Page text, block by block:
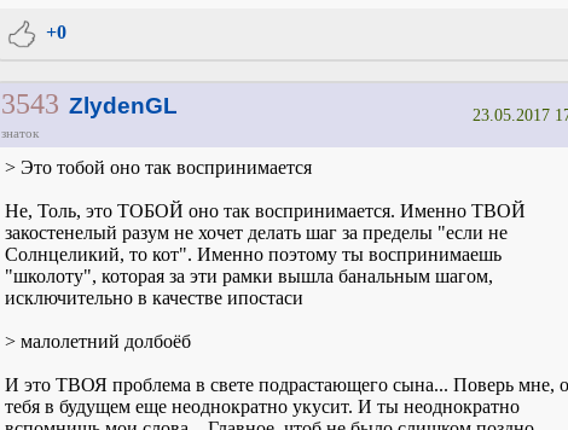
+0
3543 ZlydenGL
знаток
23.05.2017
> Это тобой оно так воспринимается
Не, Толь, это ТОБОЙ оно так воспринимается. Именно ТВОЙ
закостенелый разум не хочет делать шаг за пределы "если не
Солнцеликий, то кот". Именно поэтому ты воспринимаешь
"школоту", которая за эти рамки вышла банальным шагом,
исключительно в качестве ипостаси
> малолетний долбоёб
И это ТВОЯ проблема в свете подрастающего сына... Поверь мне,
тебя в будущем еще неоднократно укусит. И ты неоднократно